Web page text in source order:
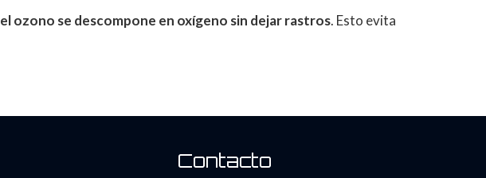
el ozono se descompone en oxígeno sin dejar rastros. Esto evita
Contacto